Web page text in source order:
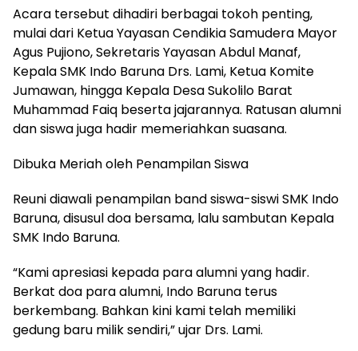
Acara tersebut dihadiri berbagai tokoh penting,
mulai dari Ketua Yayasan Cendikia Samudera Mayor
Agus Pujiono, Sekretaris Yayasan Abdul Manaf,
Kepala SMK Indo Baruna Drs. Lami, Ketua Komite
Jumawan, hingga Kepala Desa Sukolilo Barat
Muhammad Faiq beserta jajarannya. Ratusan alumni
dan siswa juga hadir memeriahkan suasana.
Dibuka Meriah oleh Penampilan Siswa
Reuni diawali penampilan band siswa-siswi SMK Indo
Baruna, disusul doa bersama, lalu sambutan Kepala
SMK Indo Baruna.
“Kami apresiasi kepada para alumni yang hadir.
Berkat doa para alumni, Indo Baruna terus
berkembang. Bahkan kini kami telah memiliki
gedung baru milik sendiri,” ujar Drs. Lami.